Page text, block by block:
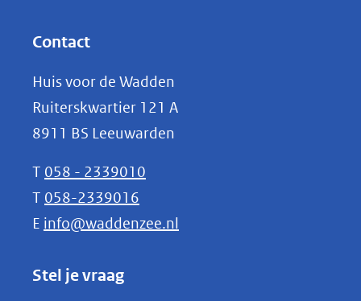
(verwijst
naar
een
andere
website)
Contact
Huis voor de Wadden
Ruiterskwartier 121 A
8911 BS Leeuwarden
T 058 - 2339010
T 058-2339016
E info@waddenzee.nl
Stel je vraag